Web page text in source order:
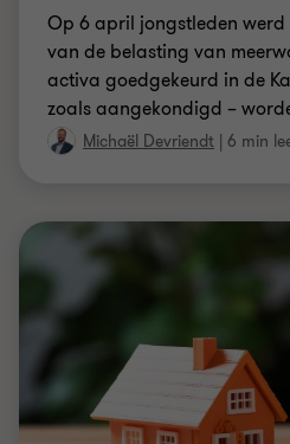
Op 6 april jongstleden
van de belasting van
activa goedgekeurd in de
zoals aangekondigd –
Michaël Devriendt | 6 min